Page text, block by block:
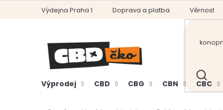
Výdejna Praha 1 Doprava a platba Věrnostní
HLEDAT
Výprodej CBD CBG CBN CBC